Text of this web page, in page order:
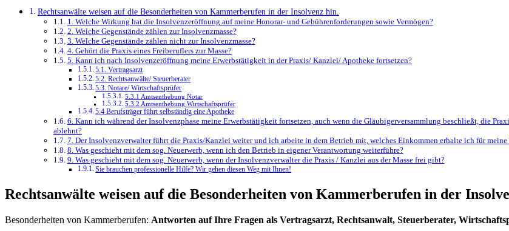
Rechtsanwälte weisen auf die Besonderheiten von Kammerberufen in der Insolvenz hin.
1. Welche Wirkung hat die Insolvenzeröffnung auf meine Honorar- und Gebührenforderungen sowie Vermögen?
2. Welche Gegenstände zählen zur Insolvenzmasse?
3. Welche Gegenstände zählen nicht zur Insolvenzmasse?
4. Gehört die Praxis eines Freiberuflers zur Masse?
5. Kann ich nach Insolvenzeröffnung meine Erwerbstätigkeit in der Praxis/ Kanzlei/ Apotheke fortsetzen?
5.1. Vertragsarzt
5.2. Rechtsanwälte/ Steuerberater
5.3. Notare/ Wirtschaftsprüfer
5.3.1 Amtsenthebung Notar
5.3.2 Amtsenthebung Wirtschaftsprüfer
5.4 Berufsträger führt selbständig eine Apotheke
6. Kann ich während der Insolvenzphase meine Erwerbstätigkeit fortsetzen, auch wenn die Gläubigerversammlung beschließt, die
ablehnt?
7. Der Insolvenzverwalter führt die Praxis/Kanzlei weiter und ich arbeite in dem Betrieb mit, welches Einkommen erhalte ich für
8. Was geschieht mit dem sog. Neuerwerb, wenn ich den Betrieb in eigener Verantwortung weiterführe?
9. Was geschieht mit dem sog. Neuerwerb, wenn der Insolvenzverwalter die Praxis / Kanzlei aus der Masse frei gibt?
Sie brauchen professionelle Hilfe? Wir gehen diesen Weg mit Ihnen!
Rechtsanwälte weisen auf die Besonderheiten von Kammerberufen in der
Besonderheiten von Kammerberufen: Antworten auf Ihre Fragen als Vertragsarzt, Rechtsanwalt, Steuerberater,